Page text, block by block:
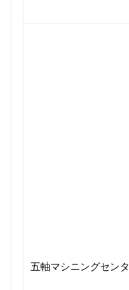
五軸マシニングセンタ